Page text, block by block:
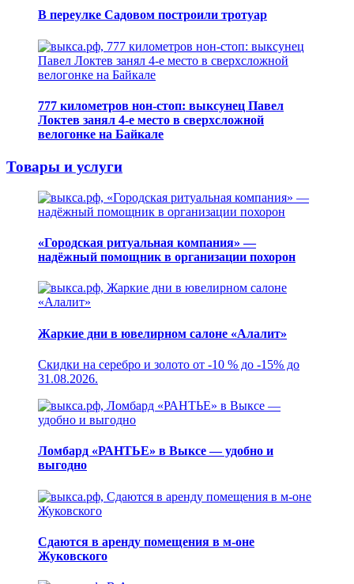
В переулке Садовом построили тротуар
777 километров нон-стоп: выксунец Павел
Локтев занял 4-е место в сверхсложной
велогонке на Байкале
Товары и услуги
«Городская ритуальная компания» —
надёжный помощник в организации похорон
Жаркие дни в ювелирном салоне «Алалит»
Скидки на серебро и золото от -10 % до -15% до
31.08.2026.
Ломбард «РАНТЬЕ» в Выксе — удобно и
выгодно
Сдаются в аренду помещения в м-оне
Жуковского